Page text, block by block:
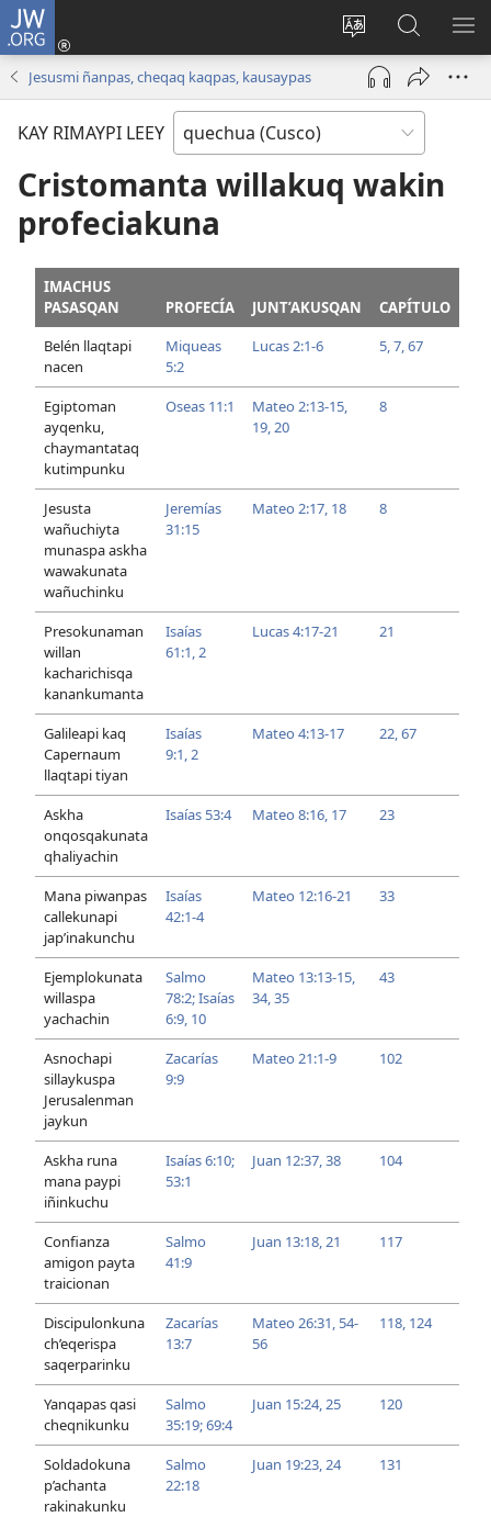
JW.ORG
Direccionpi
akllay
Sutiykiwan
jaykuy
(abre
nueva
JW.ORG
nisqapi
maskhay
Jesusmi ñanpas, cheqaq kaqpas, kausaypas
KAY RIMAYPI LEEY
Cristomanta willakuq wakin
profeciakuna
IMACHUS
PASASQAN
PROFECÍA JUNT’AKUSQAN
CAPÍTULO
Belén llaqtapi
nacen
Miqueas
5:2
Lucas 2:1-6 5,7,67
Egiptoman
ayqenku,
chaymantataq
kutimpunku
Oseas 11:1
Mateo 2:13-15,
19, 20
8
Jesusta
wañuchiyta
munaspa askha
wawakunata
wañuchinku
Jeremías
31:15
Mateo 2:17, 18 8
Presokunaman
willan
kacharichisqa
kanankumanta
Isaías
61:1, 2
Lucas 4:17-21 21
Galileapi kaq
Capernaum
llaqtapi tiyan
Isaías
9:1, 2
Mateo 4:13-17 22,67
Askha
onqosqakunata
qhaliyachin
Isaías 53:4 Mateo 8:16, 17 23
Mana piwanpas
callekunapi
jap’inakunchu
Isaías
42:1-4
Mateo 12:16-21 33
Ejemplokunata
willaspa
yachachin
Salmo
78:2;Isaías
6:9, 10
Mateo 13:13-15,
34, 35
43
Asnochapi
sillaykuspa
Jerusalenman
jaykun
Zacarías
9:9
Mateo 21:1-9 102
Askha runa
mana paypi
iñinkuchu
Isaías 6:10;
53:1
Juan 12:37, 38 104
Confianza
amigon payta
traicionan
Salmo
41:9
Juan 13:18,21 117
Discipulonkuna
ch’eqerispa
saqerparinku
Zacarías
13:7
Mateo 26:31, 54-
56
118, 124
Yanqapas qasi
cheqnikunku
Salmo
35:19;69:4
Juan 15:24, 25 120
Soldadokuna
p’achanta
rakinakunku
Salmo
22:18
Juan 19:23, 24 131